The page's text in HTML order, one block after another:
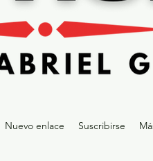
Nuevo enlace Suscribirse